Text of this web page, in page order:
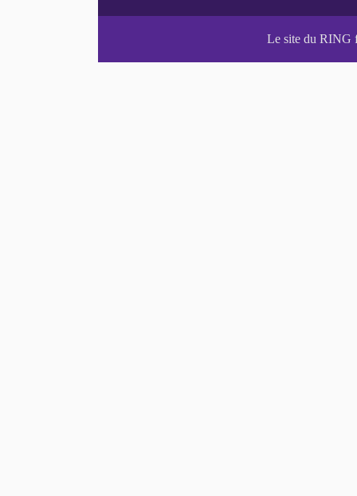
Le site du RING